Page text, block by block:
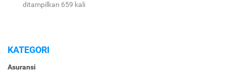
ditampilkan 659 kali
KATEGORI
Asuransi